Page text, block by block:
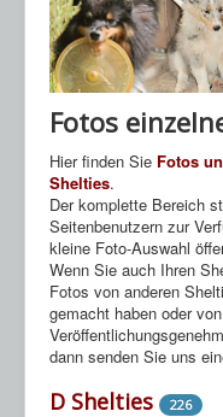
Impressum /
An- & Abmeldung
SN Blog
HP Ahnentafeln
Sheltie Archiv
Fotos
Hier finden Sie Fotos
Shelties.
Der komplette Bereich
Seitenbenutzern zur
kleine Foto-Auswahl
Wenn Sie auch Ihren
Fotos von anderen
gemacht haben oder
dann senden Sie uns
D Shelties 226